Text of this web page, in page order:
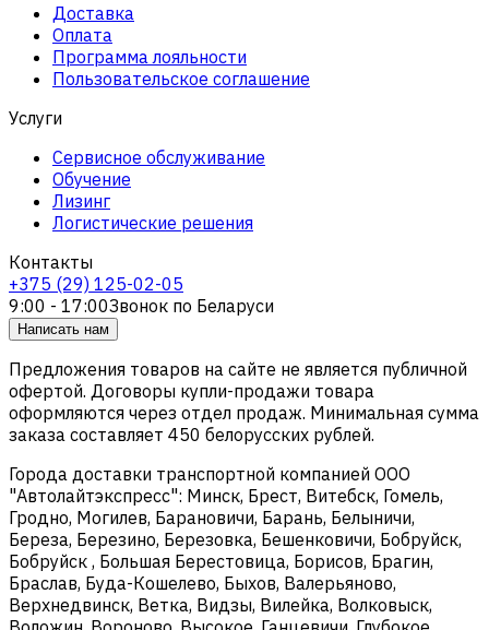
Доставка
Оплата
Программа лояльности
Пользовательское соглашение
Услуги
Сервисное обслуживание
Обучение
Лизинг
Логистические решения
Контакты
+375 (29) 125-02-05
9:00 - 17:00Звонок по Беларуси
Написать нам
Предложения товаров на сайте не является публичной
офертой. Договоры купли-продажи товара
оформляются через отдел продаж. Минимальная сумма
заказа составляет 450 белорусских рублей.
Города доставки транспортной компанией ООО
"Автолайтэкспресс": Минск, Брест, Витебск, Гомель,
Гродно, Могилев, Барановичи, Барань, Белыничи,
Береза, Березино, Березовка, Бешенковичи, Бобруйск,
Бобруйск , Большая Берестовица, Борисов, Брагин,
Браслав, Буда-Кошелево, Быхов, Валерьяново,
Верхнедвинск, Ветка, Видзы, Вилейка, Волковыск,